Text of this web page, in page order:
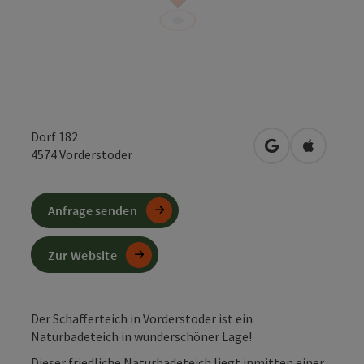
Dorf 182
4574Vorderstoder in Googlein Apple
Der Schafferteich in Vorderstoder ist ein
Naturbadeteich in wunderschöner Lage!
Anfrage senden
Zur Website